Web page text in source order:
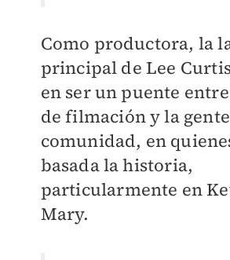
Como productora, la
principal de Lee
en ser un puente
de filmación y la
comunidad, en
basada la historia,
particularmente en
Mary.